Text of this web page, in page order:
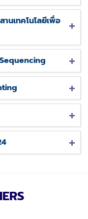
นเทคโนโลยีเพื่อ